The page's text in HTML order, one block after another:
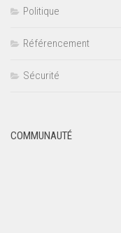
Politique
Référencement
Sécurité
COMMUNAUTÉ